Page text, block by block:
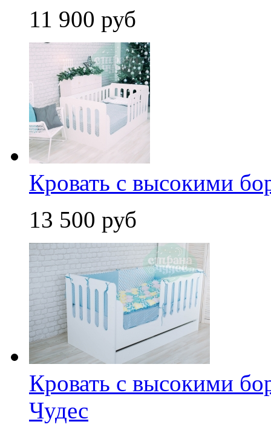
11 900 руб
Кровать с высокими
13 500 руб
Кровать с высокими
Чудес